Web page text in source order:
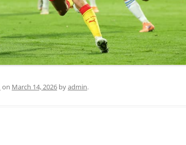
on March 14, 2026 byadmin.